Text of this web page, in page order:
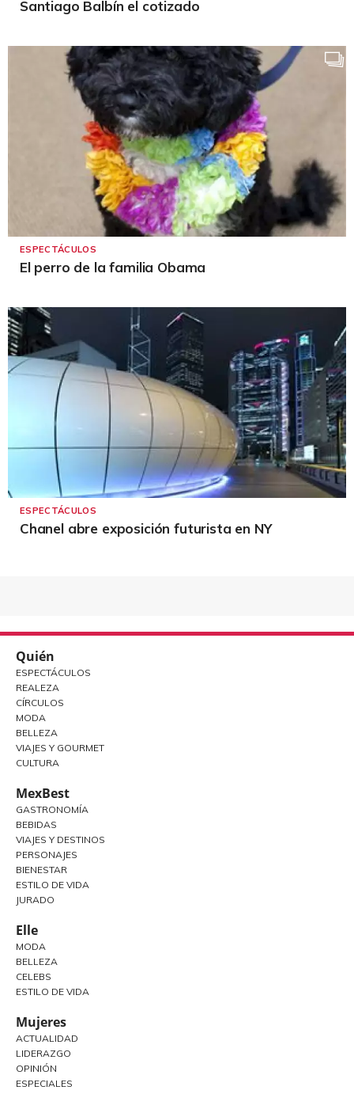
Santiago Balbín el cotizado
ESPECTÁCULOS
El perro de la familia Obama
ESPECTÁCULOS
Chanel abre exposición futurista en NY
Quién
ESPECTÁCULOS
REALEZA
CÍRCULOS
MODA
BELLEZA
VIAJES Y GOURMET
CULTURA
MexBest
GASTRONOMÍA
BEBIDAS
VIAJES Y DESTINOS
PERSONAJES
BIENESTAR
ESTILO DE VIDA
JURADO
Elle
MODA
BELLEZA
CELEBS
ESTILO DE VIDA
Mujeres
ACTUALIDAD
LIDERAZGO
OPINIÓN
ESPECIALES